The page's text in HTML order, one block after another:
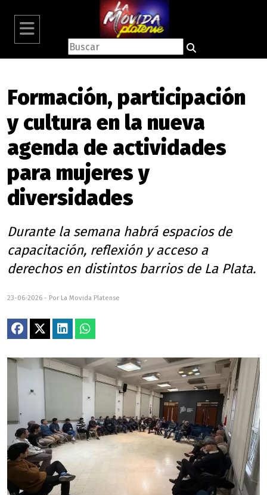
Formación, participación
y cultura en la nueva
agenda de actividades
para mujeres y
diversidades
Durante la semana habrá espacios de
capacitación, reflexión y acceso a
derechos en distintos barrios de La Plata.
23-06-2026 - Por La Movida Platense